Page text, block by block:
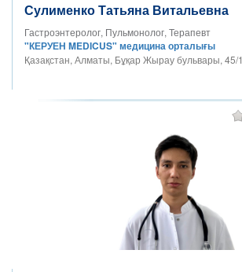
Сулименко Татьяна Витальевна
Гастроэнтеролог, Пульмонолог, Терапевт
"КЕРУЕН MEDICUS" медицина орталығы
Қазақстан, Алматы, Бұқар Жырау бульвары, 45/1